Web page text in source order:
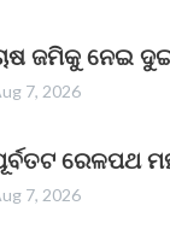
ଜମିକୁ ନେଇ
7, 2026
ରେଳପଥ
7, 2026